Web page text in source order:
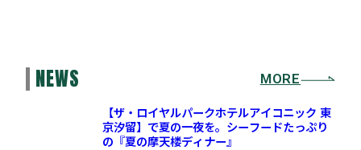
NEWS MORE
【ザ・ロイヤルパークホテルアイコニック 東
京汐留】で夏の一夜を。シーフードたっぷり
の『夏の摩天楼ディナー』